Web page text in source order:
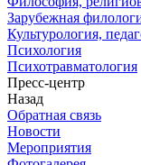
Зарубежная
Культурология,
Психология
Психотравматология
Пресс-центр
Назад
Обратная связь
Новости
Мероприятия